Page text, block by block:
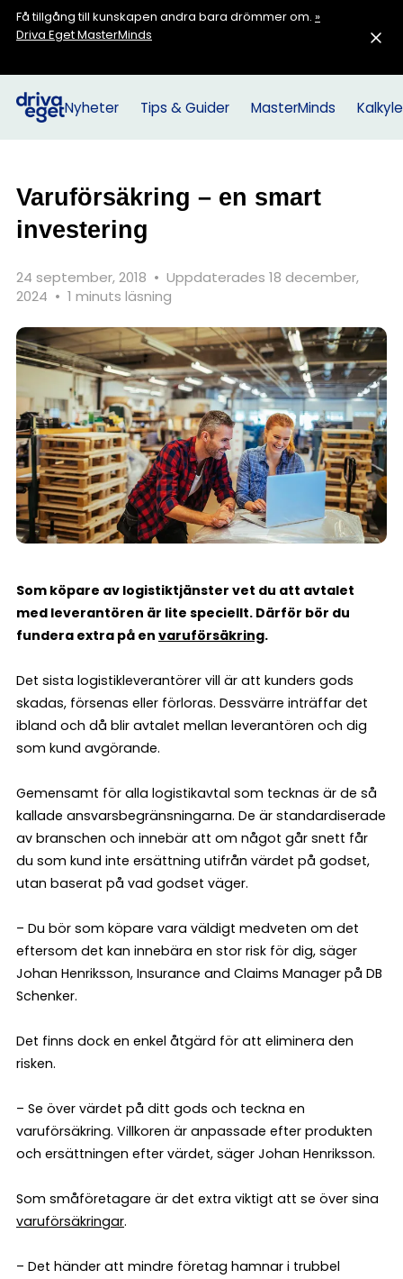
Få tillgång till kunskapen andra bara drömmer om. »
Driva Eget MasterMinds
Nyheter Tips & Guider MasterMinds
Varuförsäkring – en smart
investering
24 september, 2018 • Uppdaterades 18 december,
2024 • 1 minuts läsning
Som köpare av logistiktjänster vet du att avtalet
med leverantören är lite speciellt. Därför bör du
fundera extra på en varuförsäkring.
Det sista logistikleverantörer vill är att kunders gods
skadas, försenas eller förloras. Dessvärre inträffar det
ibland och då blir avtalet mellan leverantören och dig
som kund avgörande.
Gemensamt för alla logistikavtal som tecknas är de så
kallade ansvarsbegränsningarna. De är standardiserade
av branschen och innebär att om något går snett får
du som kund inte ersättning utifrån värdet på godset,
utan baserat på vad godset väger.
– Du bör som köpare vara väldigt medveten om det
eftersom det kan innebära en stor risk för dig, säger
Johan Henriksson, Insurance and Claims Manager på DB
Schenker.
Det finns dock en enkel åtgärd för att eliminera den
risken.
– Se över värdet på ditt gods och teckna en
varuförsäkring. Villkoren är anpassade efter produkten
och ersättningen efter värdet, säger Johan Henriksson.
Som småföretagare är det extra viktigt att se över sina
varuförsäkringar.
– Det händer att mindre företag hamnar i trubbel